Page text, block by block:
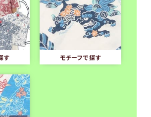
す モチーフで探す